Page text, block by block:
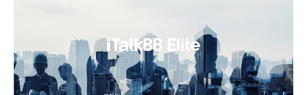
养老 非盈利组织